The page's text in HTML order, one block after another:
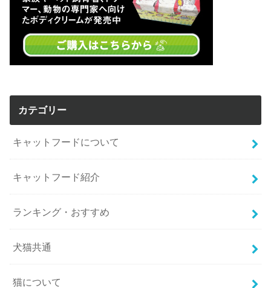
カテゴリー
キャットフードについて
キャットフード紹介
ランキング・おすすめ
犬猫共通
猫について